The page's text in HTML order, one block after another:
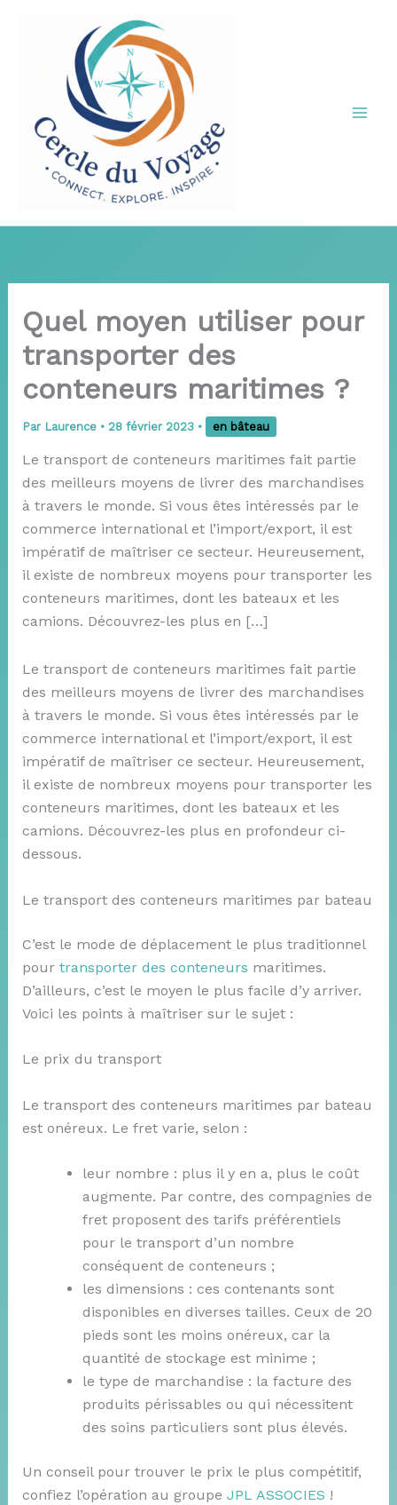
Quel moyen utiliser pour
transporter des
conteneurs maritimes ?
Par Laurence • 28 février 2023 • en bâteau
Le transport de conteneurs maritimes fait partie
des meilleurs moyens de livrer des marchandises
à travers le monde. Si vous êtes intéressés par le
commerce international et l’import/export, il est
impératif de maîtriser ce secteur. Heureusement,
il existe de nombreux moyens pour transporter les
conteneurs maritimes, dont les bateaux et les
camions. Découvrez-les plus en […]
Le transport de conteneurs maritimes fait partie
des meilleurs moyens de livrer des marchandises
à travers le monde. Si vous êtes intéressés par le
commerce international et l’import/export, il est
impératif de maîtriser ce secteur. Heureusement,
il existe de nombreux moyens pour transporter les
conteneurs maritimes, dont les bateaux et les
camions. Découvrez-les plus en profondeur ci-
dessous.
Le transport des conteneurs maritimes par bateau
C’est le mode de déplacement le plus traditionnel
pour transporter des conteneurs maritimes.
D’ailleurs, c’est le moyen le plus facile d’y arriver.
Voici les points à maîtriser sur le sujet :
Le prix du transport
Le transport des conteneurs maritimes par bateau
est onéreux. Le fret varie, selon :
leur nombre : plus il y en a, plus le coût
augmente. Par contre, des compagnies de
fret proposent des tarifs préférentiels
pour le transport d’un nombre
conséquent de conteneurs ;
les dimensions : ces contenants sont
disponibles en diverses tailles. Ceux de 20
pieds sont les moins onéreux, car la
quantité de stockage est minime ;
le type de marchandise : la facture des
produits périssables ou qui nécessitent
des soins particuliers sont plus élevés.
Un conseil pour trouver le prix le plus compétitif,
confiez l’opération au groupe JPL ASSOCIES !